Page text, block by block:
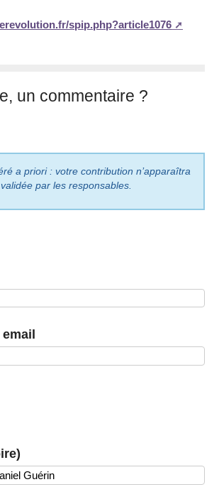
spip.php?article1076
un commentaire ?
a priori : votre contribution n’apparaîtra
par les responsables.